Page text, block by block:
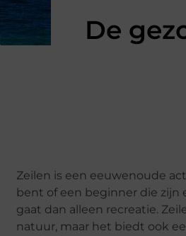
De
Zeilen is een eeuwenoude
bent of een beginner die zijn
gaat dan alleen recreatie.
natuur, maar het biedt ook